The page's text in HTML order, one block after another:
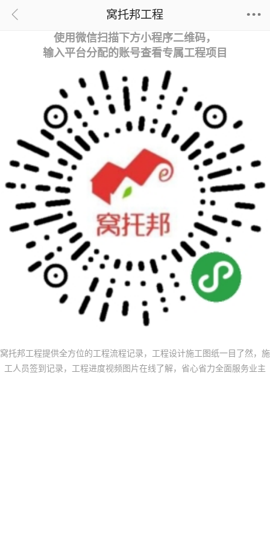
窝托邦工程
使用微信扫描下方小程序二维码，
输入平台分配的账号查看专属工程项目
窝托邦工程提供全方位的工程流程记录，工程设计施工图纸一目了然，施
工人员签到记录，工程进度视频图片在线了解，省心省力全面服务业主